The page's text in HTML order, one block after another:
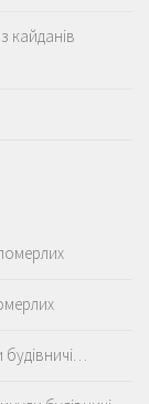
кайданів
будівничі…